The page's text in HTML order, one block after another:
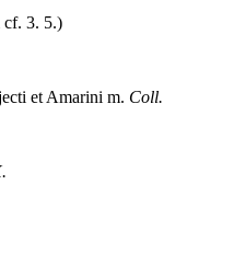
cf. 3. 5.)
et Amarini m. Coll.